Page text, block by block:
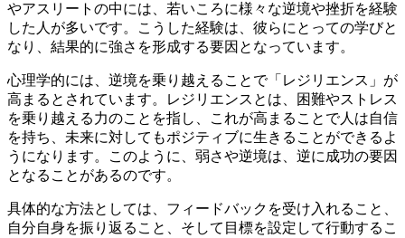
やアスリートの中には、若いころに様々な逆境や挫折を経験
した人が多いです。こうした経験は、彼らにとっての学びと
なり、結果的に強さを形成する要因となっています。
心理学的には、逆境を乗り越えることで「レジリエンス」が
高まるとされています。レジリエンスとは、困難やストレス
を乗り越える力のことを指し、これが高まることで人は自信
を持ち、未来に対してもポジティブに生きることができるよ
うになります。このように、弱さや逆境は、逆に成功の要因
となることがあるのです。
具体的な方法としては、フィードバックを受け入れること、
自分自身を振り返ること、そして目標を設定して行動するこ